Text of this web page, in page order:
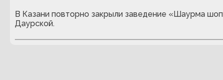
В Казани повторно закрыли заведение «Шаурма
Даурской.